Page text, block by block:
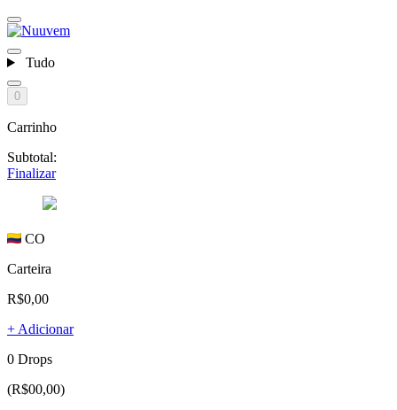
Tudo
0
Carrinho
Subtotal:
Finalizar
CO
Carteira
R$0,00
+ Adicionar
0 Drops
(R$00,00)